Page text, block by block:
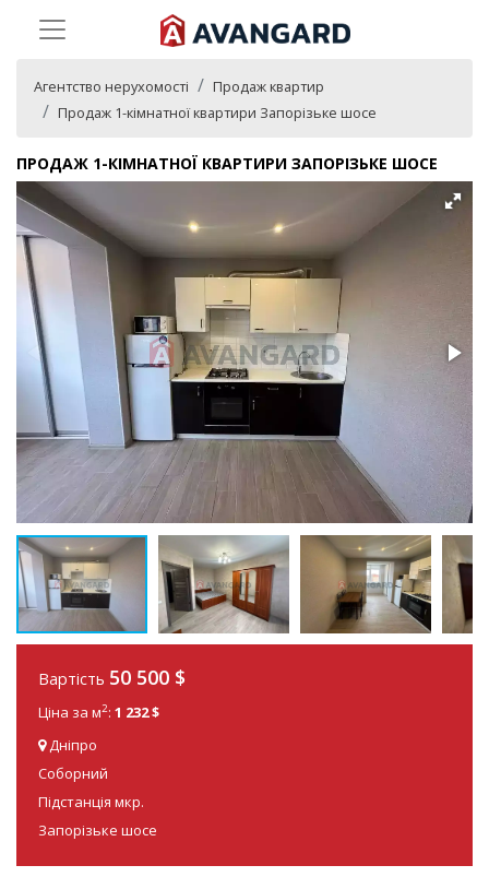
Агентство нерухомості
Продаж квартир
Продаж 1-кімнатної квартири Запорізьке шосе
ПРОДАЖ 1-КІМНАТНОЇ КВАРТИРИ ЗАПОРІЗЬКЕ ШОСЕ
Вартість 50 500 $
Ціна за м2: 1 232 $
Дніпро
Соборний
Підстанція мкр.
Запорізьке шосе